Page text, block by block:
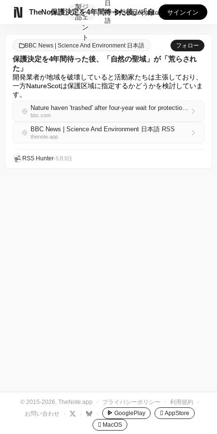
TheNote
製
品
ジ
ェ
ン
ト
保護決定を4年間待った後、「自然の聖域」が「荒らされた」
日
本
語
GooglePlay
AppStore サインイン
BBC News | Science And Environment 日本語 フォロー
保護決定を4年間待った後、「自然の聖域」が「荒らされ
た」
開発業者が地域を破壊していると活動家たちは主張しており、
一方NatureScotは保護区域に指定するかどうかを検討していま
す。
Nature haven 'trashed' after four-year wait for protection decision
bbc.com
BBC News | Science And Environment 日本語 RSS
thenote.app
RSS Hunter•5月3日
© 2015-2026, TheNote.app · プライバシーポリシー · 利用規約
·
お問い合わせ
· · · GooglePlay
 AppStore
 MacOS